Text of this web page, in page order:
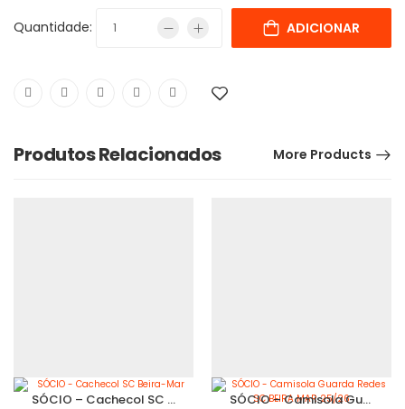
Quantidade: ADICIONAR
Produtos Relacionados More Products
SÓCIO – Cachecol SC Beira-Mar SÓCIO – Camisola Guarda Redes SC BEIRA MAR 25/26